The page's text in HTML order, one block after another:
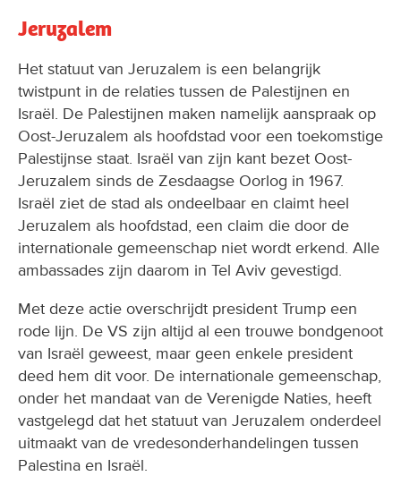
Jeruzalem
Het statuut van Jeruzalem is een belangrijk
twistpunt in de relaties tussen de Palestijnen en
Israël. De Palestijnen maken namelijk aanspraak op
Oost-Jeruzalem als hoofdstad voor een toekomstige
Palestijnse staat. Israël van zijn kant bezet Oost-
Jeruzalem sinds de Zesdaagse Oorlog in 1967.
Israël ziet de stad als ondeelbaar en claimt heel
Jeruzalem als hoofdstad, een claim die door de
internationale gemeenschap niet wordt erkend. Alle
ambassades zijn daarom in Tel Aviv gevestigd.
Met deze actie overschrijdt president Trump een
rode lijn. De VS zijn altijd al een trouwe bondgenoot
van Israël geweest, maar geen enkele president
deed hem dit voor. De internationale gemeenschap,
onder het mandaat van de Verenigde Naties, heeft
vastgelegd dat het statuut van Jeruzalem onderdeel
uitmaakt van de vredesonderhandelingen tussen
Palestina en Israël.